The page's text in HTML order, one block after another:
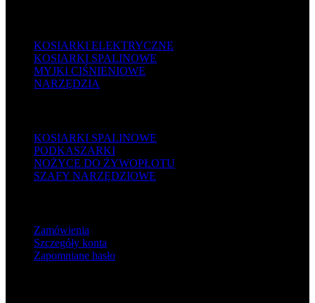
KOSIARKI ELEKTRYCZNE
KOSIARKI SPALINOWE
MYJKI CIŚNIENIOWE
NARZĘDZIA
KOSIARKI SPALINOWE
PODKASZARKI
NOŻYCE DO ŻYWOPŁOTU
SZAFY NARZĘDZIOWE
Zamówienia
Szczegóły konta
Zapomniane hasło